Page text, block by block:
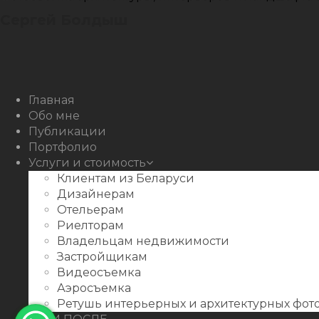
Behance
Главная
Обо мне
Публикации
Портфолио
Услуги и стоимость
Клиентам из Беларуси
Дизайнерам
Отельерам
Риелторам
Владельцам недвижимости
Застройщикам
Видеосъемка
Аэросъемка
Ретушь интерьерных и архитектурных